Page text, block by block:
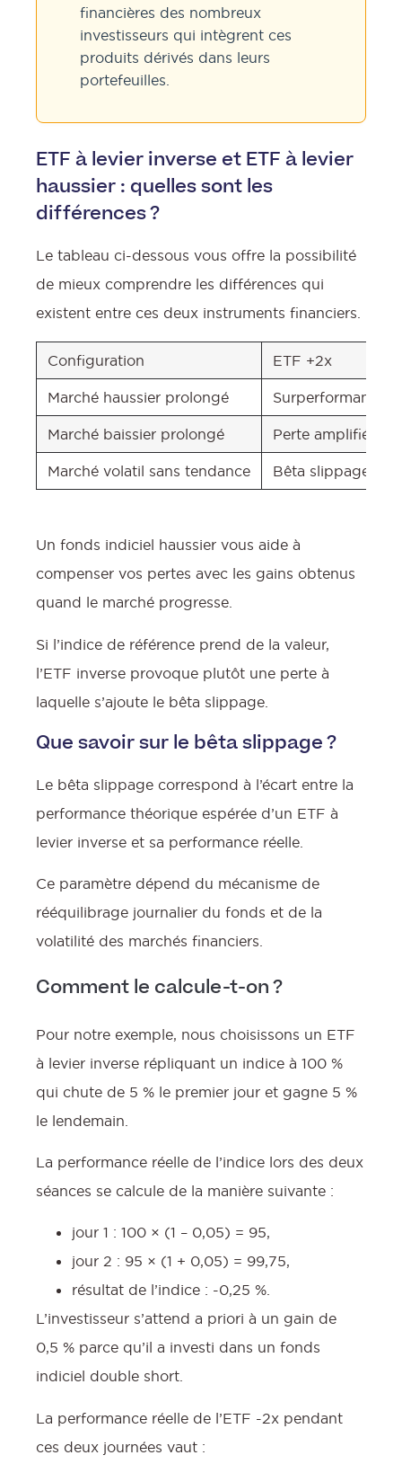
financières des nombreux
investisseurs qui intègrent ces
produits dérivés dans leurs
portefeuilles.
ETF à levier inverse et ETF à levier
haussier : quelles sont les
différences ?
Le tableau ci-dessous vous offre la possibilité
de mieux comprendre les différences qui
existent entre ces deux instruments financiers.
Configuration ETF +2x
Marché haussier prolongé Surperformance
Marché baissier prolongé Perte amplifiée
Marché volatil sans tendance Bêta slippage
Un fonds indiciel haussier vous aide à
compenser vos pertes avec les gains obtenus
quand le marché progresse.
Si l’indice de référence prend de la valeur,
l’ETF inverse provoque plutôt une perte à
laquelle s’ajoute le bêta slippage.
Que savoir sur le bêta slippage ?
Le bêta slippage correspond à l’écart entre la
performance théorique espérée d’un ETF à
levier inverse et sa performance réelle.
Ce paramètre dépend du mécanisme de
rééquilibrage journalier du fonds et de la
volatilité des marchés financiers.
Comment le calcule-t-on ?
Pour notre exemple, nous choisissons un ETF
à levier inverse répliquant un indice à 100 %
qui chute de 5 % le premier jour et gagne 5 %
le lendemain.
La performance réelle de l’indice lors des deux
séances se calcule de la manière suivante :
jour 1 : 100 × (1 – 0,05) = 95,
jour 2 : 95 × (1 + 0,05) = 99,75,
résultat de l’indice : -0,25 %.
L’investisseur s’attend a priori à un gain de
0,5 % parce qu’il a investi dans un fonds
indiciel double short.
La performance réelle de l’ETF -2x pendant
ces deux journées vaut :